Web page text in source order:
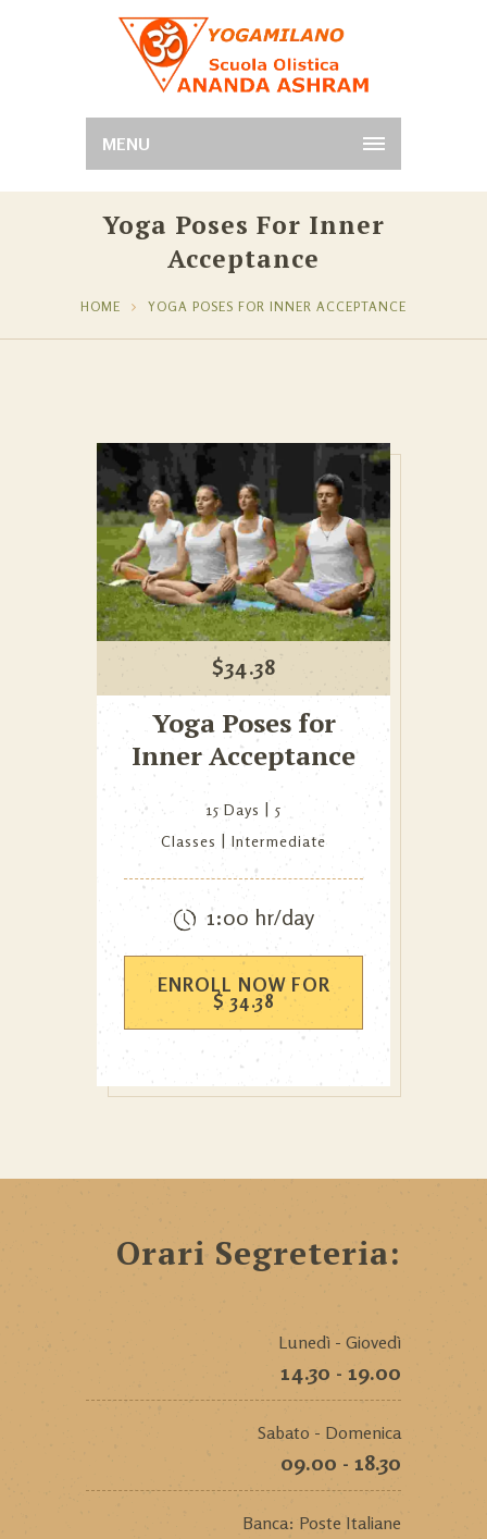
MENU
Yoga Poses For Inner
Acceptance
HOME YOGA POSES FOR INNER ACCEPTANCE
$34.38
Yoga Poses for
Inner Acceptance
15 Days
5
Classes
Intermediate
1:00 hr/day
ENROLL NOW FOR
$ 34.38
Orari Segreteria:
Lunedì - Giovedì
14.30 - 19.00
Sabato - Domenica
09.00 - 18.30
Banca: Poste Italiane